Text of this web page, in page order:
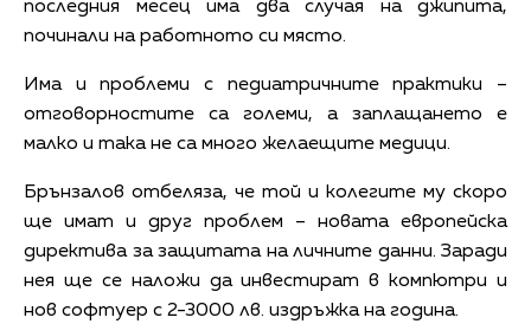
последния месец има два случая на джипита,
починали на работното си място.
Има и проблеми с педиатричните практики –
отговорностите са големи, а заплащането е
малко и така не са много желаещите медици.
Брънзалов отбеляза, че той и колегите му скоро
ще имат и друг проблем – новата европейска
директива за защитата на личните данни. Заради
нея ще се наложи да инвестират в компютри и
нов софтуер с 2-3000 лв. издръжка на година.